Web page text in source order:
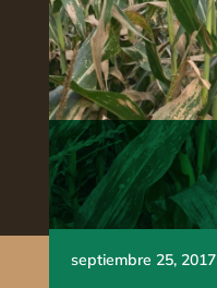
septiembre 25, 2017